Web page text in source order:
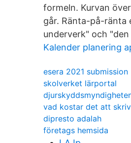
formeln. Kurvan
går. Ränta-på-ränta
underverk" och
Kalender planering
esera 2021 submission
skolverket lärportal
vad kostar det att
dipresto adalah
företags hemsida